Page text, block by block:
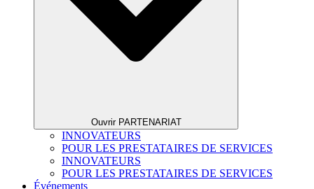
Ouvrir PARTENARIAT
INNOVATEURS
POUR LES PRESTATAIRES DE SERVICES
INNOVATEURS
POUR LES PRESTATAIRES DE SERVICES
Événements